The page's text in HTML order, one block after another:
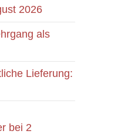
2026
als
Lieferung:
bei 2